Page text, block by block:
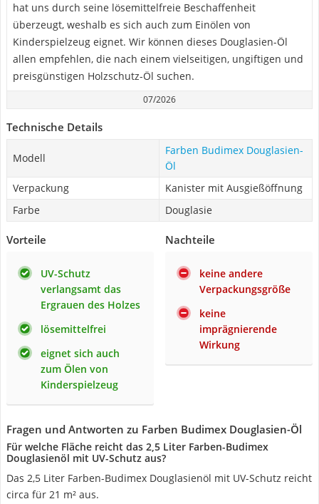
hat uns durch seine lösemittelfreie Beschaffenheit
überzeugt, weshalb es sich auch zum Einölen von
Kinderspielzeug eignet. Wir können dieses Douglasien-Öl
allen empfehlen, die nach einem vielseitigen, ungiftigen und
preisgünstigen Holzschutz-Öl suchen.
07/2026
Technische Details
Modell
Farben Budimex Douglasien-
Öl
Verpackung
Kanister mit Ausgießöffnung
Farbe
Douglasie
Vorteile
UV-Schutz
verlangsamt das
Ergrauen des Holzes
lösemittelfrei
eignet sich auch
zum Ölen von
Kinderspielzeug
Nachteile
keine andere
Verpackungsgröße
keine
imprägnierende
Wirkung
Fragen und Antworten zu Farben Budimex Douglasien-Öl
Für welche Fläche reicht das 2,5 Liter Farben-Budimex
Douglasienöl mit UV-Schutz aus?
Das 2,5 Liter Farben-Budimex Douglasienöl mit UV-Schutz reicht
circa für 21 m² aus.